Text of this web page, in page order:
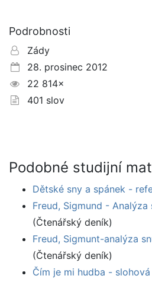
Podrobnosti
Zády
28. prosinec 2012
22 814×
401 slov
Podobné studijní
Dětské sny a spánek -
Freud, Sigmund -
(Čtenářský deník)
Freud, Sigmunt-analýza
(Čtenářský deník)
Čím je mi hudba -